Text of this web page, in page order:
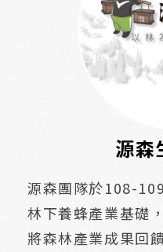
源森
源森團隊於108-
林下養蜂產業基礎
將森林產業成果回